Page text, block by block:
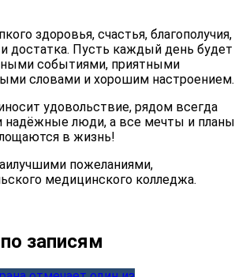
здоровья, счастья, благополучия,
достатка. Пусть каждый день будет
событиями, приятными
словами и хорошим настроением.
удовольствие, рядом всегда
надёжные люди, а все мечты и планы
в жизнь!
пожеланиями,
медицинского колледжа.
записям